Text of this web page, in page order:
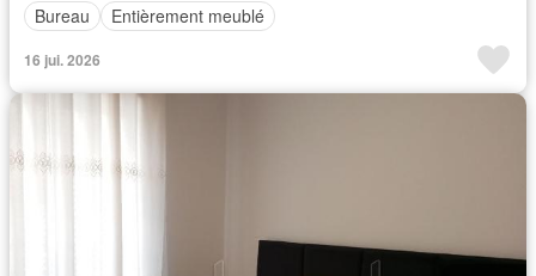
Bureau
Entièrement meublé
16 jui. 2026